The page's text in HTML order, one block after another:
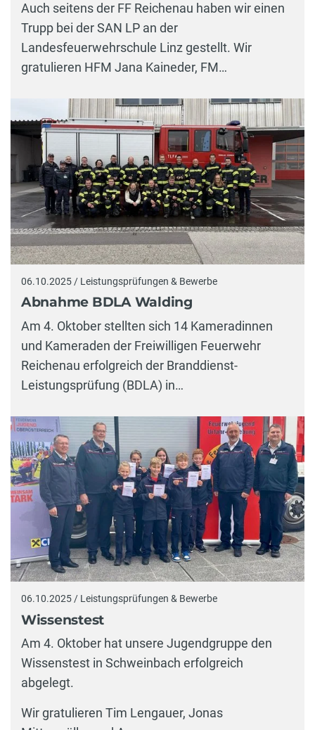
Auch seitens der FF Reichenau haben wir einen
Trupp bei der SAN LP an der
Landesfeuerwehrschule Linz gestellt. Wir
gratulieren HFM Jana Kaineder, FM…
06.10.2025 / Leistungsprüfungen & Bewerbe
Abnahme BDLA Walding
Am 4. Oktober stellten sich 14 Kameradinnen
und Kameraden der Freiwilligen Feuerwehr
Reichenau erfolgreich der Branddienst-
Leistungsprüfung (BDLA) in…
06.10.2025 / Leistungsprüfungen & Bewerbe
Wissenstest
Am 4. Oktober hat unsere Jugendgruppe den
Wissenstest in Schweinbach erfolgreich
abgelegt.
Wir gratulieren Tim Lengauer, Jonas